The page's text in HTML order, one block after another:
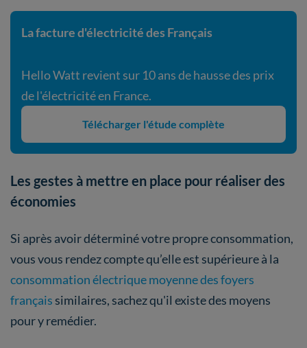
La facture d'électricité des Français
Hello Watt revient sur 10 ans de hausse des prix
de l'électricité en France.
Télécharger l'étude complète
Les gestes à mettre en place pour réaliser des
économies
Si après avoir déterminé votre propre consommation,
vous vous rendez compte qu’elle est supérieure à la
consommation électrique moyenne des foyers
français similaires, sachez qu'il existe des moyens
pour y remédier.